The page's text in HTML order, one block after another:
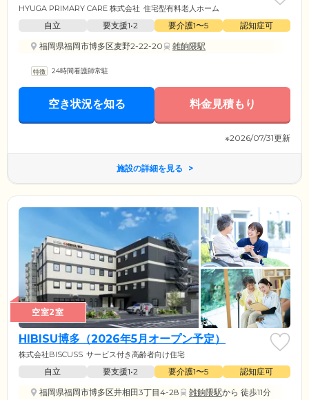
HYUGA PRIMARY CARE 株式会社 住宅型有料老人ホーム
自立 要支援1•2 要介護1〜5
認知症可
福岡県福岡市博多区麦野2-22-20
雑餉隈駅
24時間看護師常駐
空き状況を知る 料金見積もり
※2026/07/31更新
施設の詳細を見る
空室2室
HIBISU博多（2026年5月オープン予定）
株式会社BISCUSS サービス付き高齢者向け住宅
自立 要支援1•2 要介護1〜5
認知症可
福岡県福岡市博多区井相田3丁目4-28
雑餉隈駅から 徒歩11分